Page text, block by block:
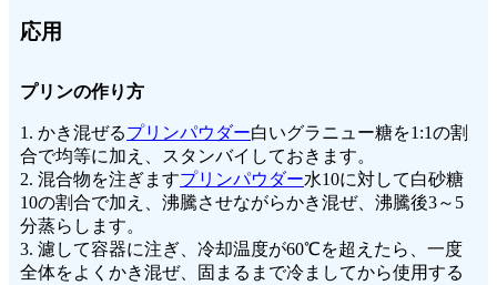
応用
プリンの作り方
1. かき混ぜるプリンパウダー白いグラニュー糖を1:1の割
合で均等に加え、スタンバイしておきます。
2. 混合物を注ぎますプリンパウダー水10に対して白砂糖
10の割合で加え、沸騰させながらかき混ぜ、沸騰後3～5
分蒸らします。
3. 濾して容器に注ぎ、冷却温度が60℃を超えたら、一度
全体をよくかき混ぜ、固まるまで冷ましてから使用する